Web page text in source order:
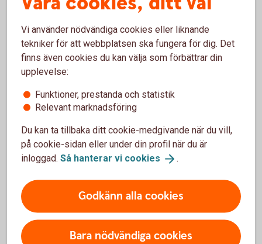
Kort
Hur beställer jag ett Bankkort Business?
Hur ersätter jag ett befintligt Bankkort
Hur avslutar jag Bankkort Business?
Hur ändrar jag limit på Bankkort Business?
Hur öppnar/stänger man för internetköp på
Bankkort Business?
Vi använder nödvändiga cookies eller liknande
tekniker för att webbplatsen ska fungera för dig. Det
finns även cookies du kan välja som förbättrar din
upplevelse:
Funktioner, prestanda och statistik
Relevant marknadsföring
Du kan ta tillbaka ditt cookie-medgivande när du vill,
på cookie-sidan eller under din profil när du är
inloggad. Så hanterar vi cookies .
Godkänn alla cookies
Bara nödvändiga cookies